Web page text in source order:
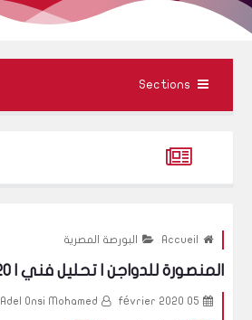
Sections
Accueil البورصة المصرية
المنصورة للدواجن | تحليل فني | MPCO 04022020
05 février 2020
Adel Onsi Mohamed